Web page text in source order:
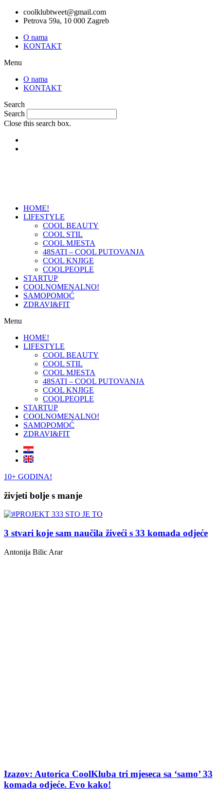
Skip
coolklubtweet@gmail.com
Petrova 59a, 10 000 Zagreb
O nama
KONTAKT
Menu
O nama
KONTAKT
Search
Search
Close this search box.
HOME!
LIFESTYLE
COOL BEAUTY
COOL STIL
COOL MJESTA
48SATI – COOL PUTOVANJA
COOL KNJIGE
COOLPEOPLE
STARTUP
COOLNOMENALNO!
SAMOPOMOĆ
ZDRAVI&FIT
Menu
HOME!
LIFESTYLE
COOL BEAUTY
COOL STIL
COOL MJESTA
48SATI – COOL PUTOVANJA
COOL KNJIGE
COOLPEOPLE
STARTUP
COOLNOMENALNO!
SAMOPOMOĆ
ZDRAVI&FIT
10+ GODINA!
živjeti bolje s manje
3 stvari koje sam naučila živeći s 33 komada odjeće
Antonija Bilic Arar
Izazov: Autorica CoolKluba tri mjeseca sa ‘samo’ 33
komada odjeće. Evo kako!